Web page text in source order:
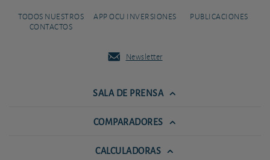
TODOS NUESTROS
CONTACTOS
APP OCU INVERSIONES PUBLICACIONES
Newsletter
SALA DE PRENSA
COMPARADORES
CALCULADORAS